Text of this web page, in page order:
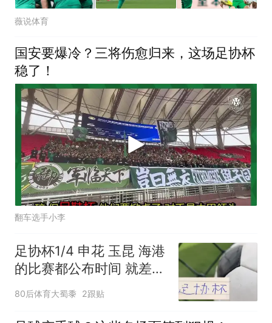
薇说体育
国安要爆冷？三将伤愈归来，这场足协杯
稳了！
翻车选手小李
足协杯1/4 申花 玉昆 海港
的比赛都公布时间 就差北
京国安
80后体育大蜀黍 2跟贴